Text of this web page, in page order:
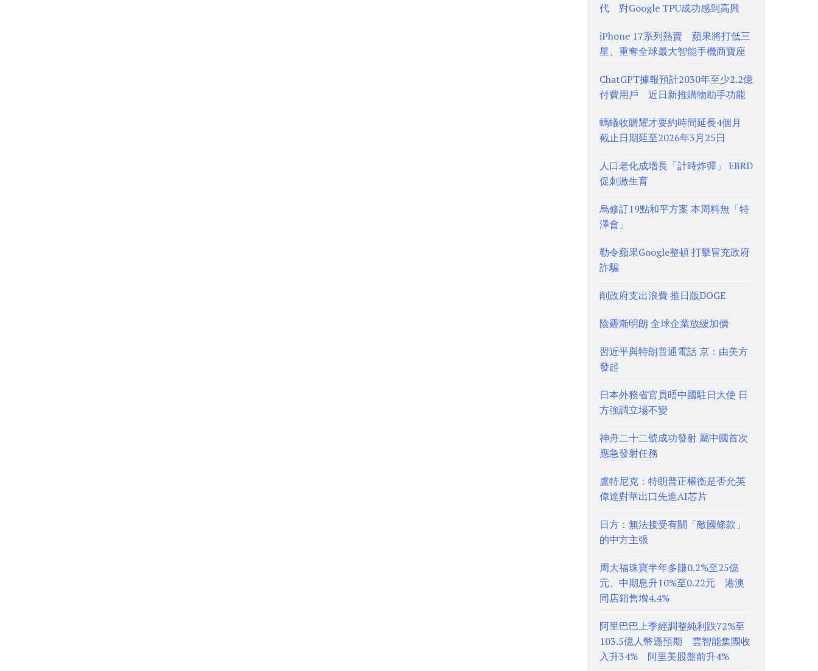
代 對Google TPU成功感到高興
iPhone 17系列熱賣 蘋果將打低三
星、重奪全球最大智能手機商寶座
ChatGPT據報預計2030年至少2.2億
付費用戶 近日新推購物助手功能
螞蟻收購耀才要約時間延長4個月
截止日期延至2026年3月25日
人口老化成增長「計時炸彈」 EBRD
促刺激生育
烏修訂19點和平方案 本周料無「特
澤會」
勒令蘋果Google整頓 打擊冒充政府
詐騙
削政府支出浪費 推日版DOGE
陰霾漸明朗 全球企業放緩加價
習近平與特朗普通電話 京：由美方
發起
日本外務省官員晤中國駐日大使 日
方強調立場不變
神舟二十二號成功發射 屬中國首次
應急發射任務
盧特尼克：特朗普正權衡是否允英
偉達對華出口先進AI芯片
日方：無法接受有關「敵國條款」
的中方主張
周大福珠寶半年多賺0.2%至25億
元、中期息升10%至0.22元 港澳
同店銷售增4.4%
阿里巴巴上季經調整純利跌72%至
103.5億人幣遜預期 雲智能集團收
入升34% 阿里美股盤前升4%